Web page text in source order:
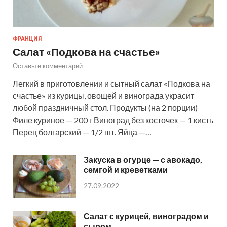
ФРАНЦИЯ
Салат «Подкова на счастье»
Оставьте комментарий
Легкий в приготовлении и сытный салат «Подкова на
счастье» из курицы, овощей и винограда украсит
любой праздничный стол. Продукты (на 2 порции)
Филе куриное — 200 г Виноград без косточек — 1 кисть
Перец болгарский — 1/2 шт. Яйца —…
Закуска в огурце — с авокадо,
семгой и креветками
27.09.2022
Салат с курицей, виноградом и